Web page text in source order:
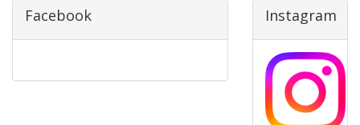
Facebook Instagram